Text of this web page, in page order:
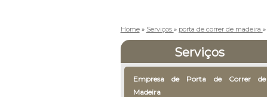
Home » Serviços » porta de correr de madeira »
Serviços
Empresa de Porta de Correr de
Madeira